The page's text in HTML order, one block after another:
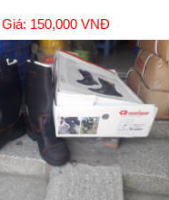
Giá: 150,000 VNĐ